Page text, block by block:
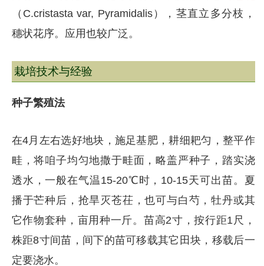
（C.cristasta var, Pyramidalis），茎直立多分枝，
穗状花序。应用也较广泛。
栽培技术与经验
种子繁殖法
在4月左右选好地块，施足基肥，耕细耙匀，整平作
畦，将咱子均匀地撒于畦面，略盖严种子，踏实浇
透水，一般在气温15-20℃时，10-15天可出苗。夏
播于芒种后，抢旱灭苍茌，也可与白芍，牡丹或其
它作物套种，亩用种一斤。苗高2寸，按行距1尺，
株距8寸间苗，间下的苗可移载其它田块，移载后一
定要浇水。